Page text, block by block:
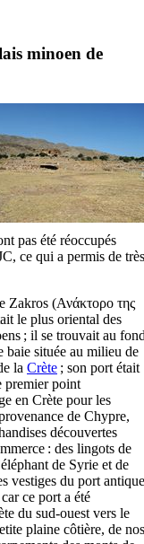
minoen de
pas été réoccupés
ce qui a permis de très
Zakros (Ανάκτορο της
le plus oriental des
; il se trouvait au
baie située au milieu de
la Crète ; son port était
premier point
en Crète pour les
de Chypre,
découvertes
: des lingots de
de Syrie et de
vestiges du port antique
ce port a été
du sud-ouest vers le
plaine côtière, de nos